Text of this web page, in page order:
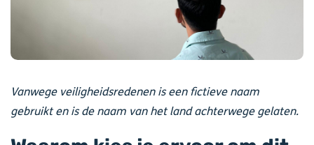
Vanwege veiligheidsredenen is een fictieve naam
gebruikt en is de naam van het land achterwege gelaten.